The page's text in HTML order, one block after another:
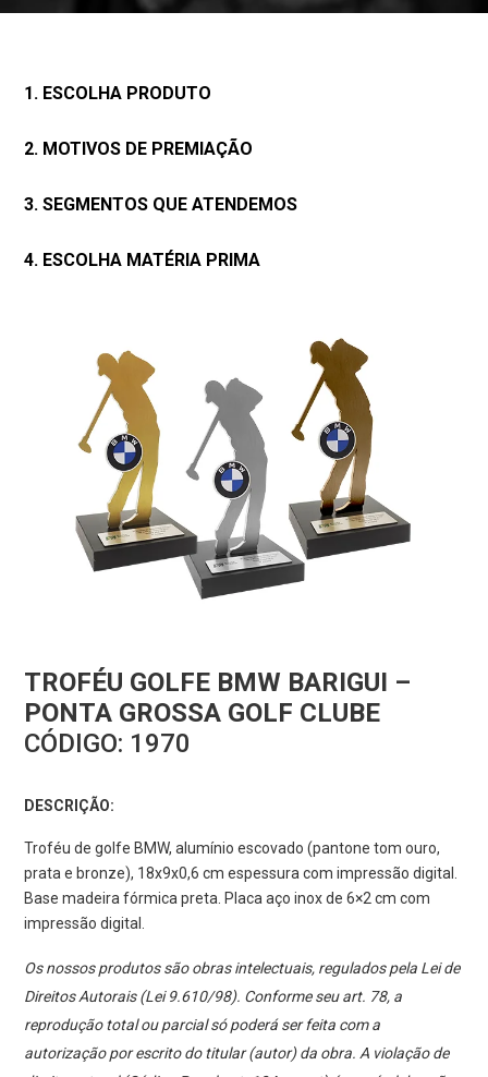
1. ESCOLHA PRODUTO
2. MOTIVOS DE PREMIAÇÃO
3. SEGMENTOS QUE ATENDEMOS
4. ESCOLHA MATÉRIA PRIMA
TROFÉU GOLFE BMW BARIGUI –
PONTA GROSSA GOLF CLUBE
CÓDIGO: 1970
DESCRIÇÃO:
Troféu de golfe BMW, alumínio escovado (pantone tom ouro,
prata e bronze), 18x9x0,6 cm espessura com impressão digital.
Base madeira fórmica preta. Placa aço inox de 6×2 cm com
impressão digital.
Os nossos produtos são obras intelectuais, regulados pela Lei de
Direitos Autorais (Lei 9.610/98). Conforme seu art. 78, a
reprodução total ou parcial só poderá ser feita com a
autorização por escrito do titular (autor) da obra. A violação de